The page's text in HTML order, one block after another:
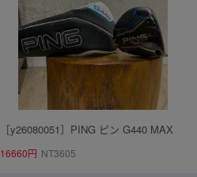
［y26080051］PING ピン G440 MAX
ドライバー 1W/10.5° ゴルフ クラブ A01
16660円 NT3605